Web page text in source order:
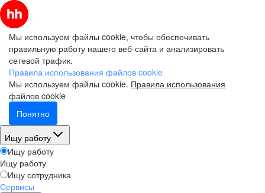
Мы используем файлы cookie, чтобы обеспечивать
правильную работу нашего веб-сайта и анализировать
сетевой трафик.
Правила использования файлов cookie
Мы используем файлы cookie. Правила использования
файлов cookie
Понятно
Ищу работу
Ищу работу
Ищу работу
Ищу сотрудника
Сервисы